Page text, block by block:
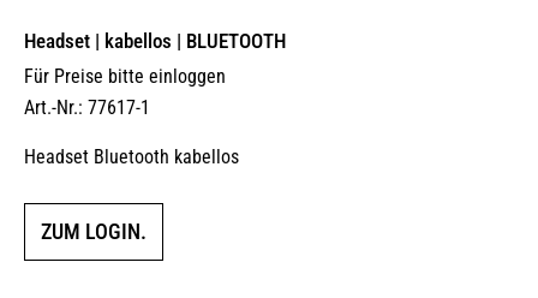
Headset | kabellos | BLUETOOTH
Für Preise bitte einloggen
Art.-Nr.: 77617-1
Headset Bluetooth kabellos
ZUM LOGIN.